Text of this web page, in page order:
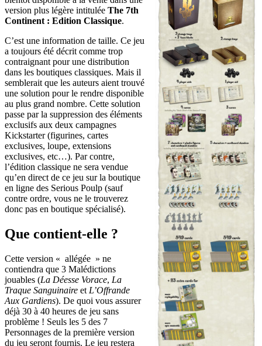
version plus légère intitulée The 7th
Continent : Edition Classique.
C’est une information de taille. Ce jeu
a toujours été décrit comme trop
contraignant pour une distribution
dans les boutiques classiques. Mais il
semblerait que les auteurs aient trouvé
une solution pour le rendre disponible
au plus grand nombre. Cette solution
passe par la suppression des éléments
exclusifs aux deux campagnes
Kickstarter (figurines, cartes
exclusives, loupe, extensions
exclusives, etc…). Par contre,
l’édition classique ne sera vendue
qu’en direct de ce jeu sur la boutique
en ligne des Serious Poulp (sauf
contre ordre, vous ne le trouverez
donc pas en boutique spécialisé).
Que contient-elle ?
Cette version « allégée » ne
contiendra que 3 Malédictions
jouables (La Déesse Vorace, La
Traque Sanguinaire et L’Offrande
Aux Gardiens). De quoi vous assurer
déjà 30 à 40 heures de jeu sans
problème ! Seuls les 5 des 7
Personnages de la première version
du jeu seront fournis. Le jeu restera